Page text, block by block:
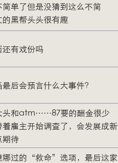
单了但是没猜到这么不简
黑帮头头很有趣
有戏份吗
后会预言什么大事件？
头和atm……87要的酬金很少
雇主开始调查了，会发展成新
期待
娜过的“救命”选项，最后这家